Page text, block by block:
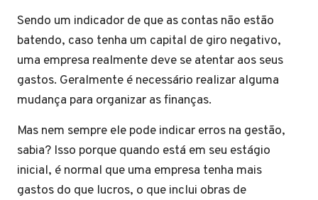
Sendo um indicador de que as contas não estão
batendo, caso tenha um capital de giro negativo,
uma empresa realmente deve se atentar aos seus
gastos. Geralmente é necessário realizar alguma
mudança para organizar as finanças.
Mas nem sempre ele pode indicar erros na gestão,
sabia? Isso porque quando está em seu estágio
inicial, é normal que uma empresa tenha mais
gastos do que lucros, o que inclui obras de